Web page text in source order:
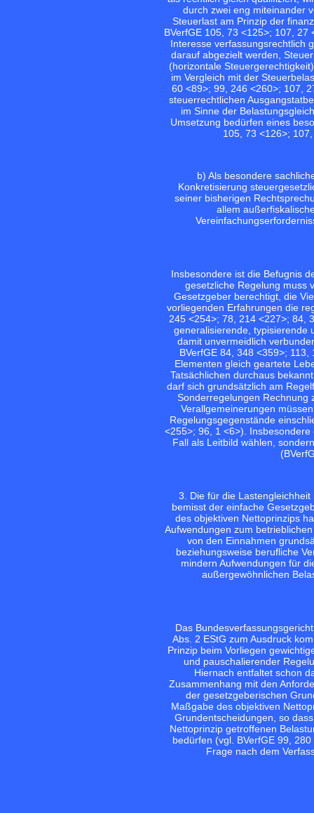
durch zwei eng miteinander
Steuerlast am Prinzip der
BVerfGE 105, 73 <125>; 107, 27
Interesse verfassungsrechtlich
darauf abgezielt werden,
(horizontale
im Vergleich mit der
60 <89>; 99, 246 <260>; 107,
steuerrechtlichen
im Sinne der
Umsetzung bedürfen eines
105, 73 <126>;
b) Als besondere
Konkretisierung
seiner bisherigen
allem
Insbesondere ist die Befugnis
gesetzliche Regelung muss
Gesetzgeber berechtigt, die
vorliegenden Erfahrungen die
245 <254>; 78, 214 <227>; 84,
generalisierende, typisierende
damit unvermeidlich
BVerfGE 84, 348 <359>; 113,
Elementen gleich geartete
Tatsächlichen durchaus
darf sich grundsätzlich am
Sonderregelungen Rechnung
Verallgemeinerungen
Regelungsgegenstände
<255>; 96, 1 <6>). Insbesondere
Fall als Leitbild wählen,
(
3. Die für die
bemisst der einfache
des objektiven Nettoprinzips
Aufwendungen zum
von den Einnahmen
beziehungsweise berufliche
mindern Aufwendungen für
außergewöhnlichen
Das
Abs. 2 EStG zum Ausdruck
Prinzip beim Vorliegen
und pauschalierender
Hiernach entfaltet schon
Zusammenhang mit den
der gesetzgeberischen
Maßgabe des objektiven
Grundentscheidungen, so
Nettoprinzip getroffenen
bedürfen (vgl. BVerfGE 99, 280
Frage nach dem